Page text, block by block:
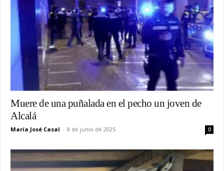
Muere de una puñalada en el pecho un joven de
Alcalá
María José Casal - 8 de junio de 2025 0